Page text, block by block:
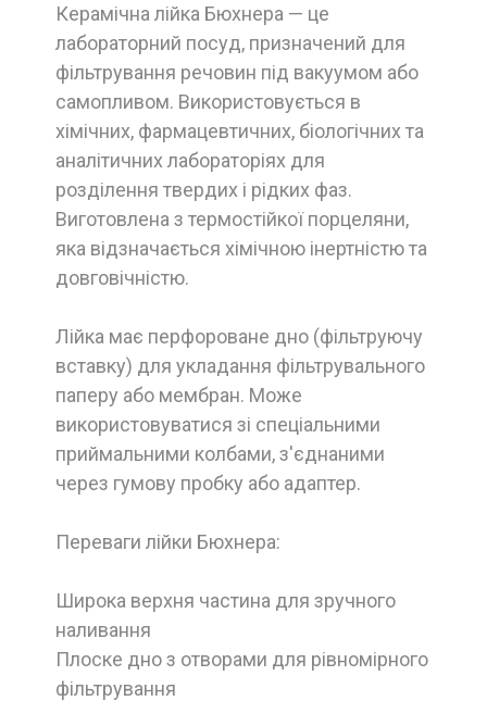
Керамічна лійка Бюхнера — це
лабораторний посуд, призначений для
фільтрування речовин під вакуумом або
самопливом. Використовується в
хімічних, фармацевтичних, біологічних та
аналітичних лабораторіях для
розділення твердих і рідких фаз.
Виготовлена з термостійкої порцеляни,
яка відзначається хімічною інертністю та
довговічністю.
Лійка має перфороване дно (фільтруючу
вставку) для укладання фільтрувального
паперу або мембран. Може
використовуватися зі спеціальними
приймальними колбами, з'єднаними
через гумову пробку або адаптер.
Переваги лійки Бюхнера:
Широка верхня частина для зручного
наливання
Плоске дно з отворами для рівномірного
фільтрування